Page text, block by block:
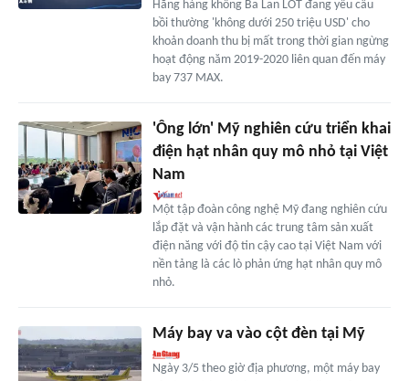
Hãng hàng không Ba Lan LOT đang yêu cầu
bồi thường 'không dưới 250 triệu USD' cho
khoản doanh thu bị mất trong thời gian ngừng
hoạt động năm 2019-2020 liên quan đến máy
bay 737 MAX.
'Ông lớn' Mỹ nghiên cứu triển khai
điện hạt nhân quy mô nhỏ tại Việt
Nam
Một tập đoàn công nghệ Mỹ đang nghiên cứu
lắp đặt và vận hành các trung tâm sản xuất
điện năng với độ tin cậy cao tại Việt Nam với
nền tảng là các lò phản ứng hạt nhân quy mô
nhỏ.
Máy bay va vào cột đèn tại Mỹ
Ngày 3/5 theo giờ địa phương, một máy bay